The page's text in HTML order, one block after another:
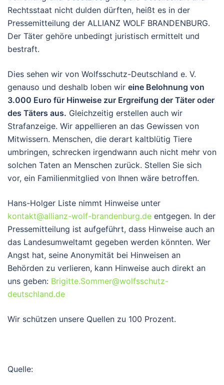
Rechtsstaat nicht dulden dürften, heißt es in der
Pressemitteilung der ALLIANZ WOLF BRANDENBURG.
Der Täter gehöre unbedingt juristisch ermittelt und
bestraft.
Dies sehen wir von Wolfsschutz-Deutschland e. V.
genauso und deshalb loben wir eine Belohnung von
3.000 Euro für Hinweise zur Ergreifung der Täter oder
des Täters aus. Gleichzeitig erstellen auch wir
Strafanzeige. Wir appellieren an das Gewissen von
Mitwissern. Menschen, die derart kaltblütig Tiere
umbringen, schrecken irgendwann auch nicht mehr von
solchen Taten an Menschen zurück. Stellen Sie sich
vor, ein Familienmitglied von Ihnen wäre betroffen.
Hans-Holger Liste nimmt Hinweise unter
kontakt@allianz-wolf-brandenburg.de entgegen. In der
Pressemitteilung ist aufgeführt, dass Hinweise auch an
das Landesumweltamt gegeben werden könnten. Wer
Angst hat, seine Anonymität bei Hinweisen an
Behörden zu verlieren, kann Hinweise auch direkt an
uns geben: Brigitte.Sommer@wolfsschutz-
deutschland.de
Wir schützen unsere Quellen zu 100 Prozent.
Quelle: